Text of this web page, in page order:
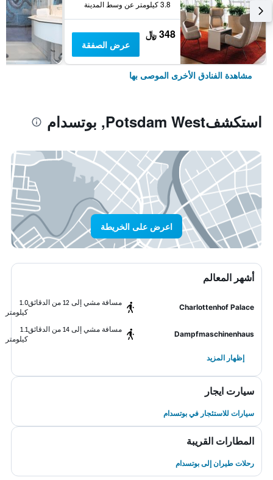
3.8 كيلومتر عن وسط المدينة
348 ﷼
عرض الصفقة
مشاهدة الفنادق الأخرى الموصى بها
استكشفPotsdam West, بوتسدام
اعرض على الخريطة
أشهر المعالم
Charlottenhof Palace
مسافة مشي إلى 12 من الدقائق
1.0
كيلومتر
Dampfmaschinenhaus
مسافة مشي إلى 14 من الدقائق
1.1
كيلومتر
إظهار المزيد
سيارت ايجار
سيارات للاستئجار في بوتسدام
المطارات القريبة
رحلات طيران إلى بوتسدام